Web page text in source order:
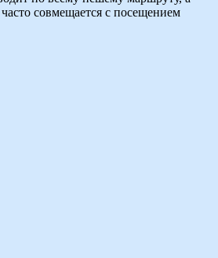
совмещается с посещением